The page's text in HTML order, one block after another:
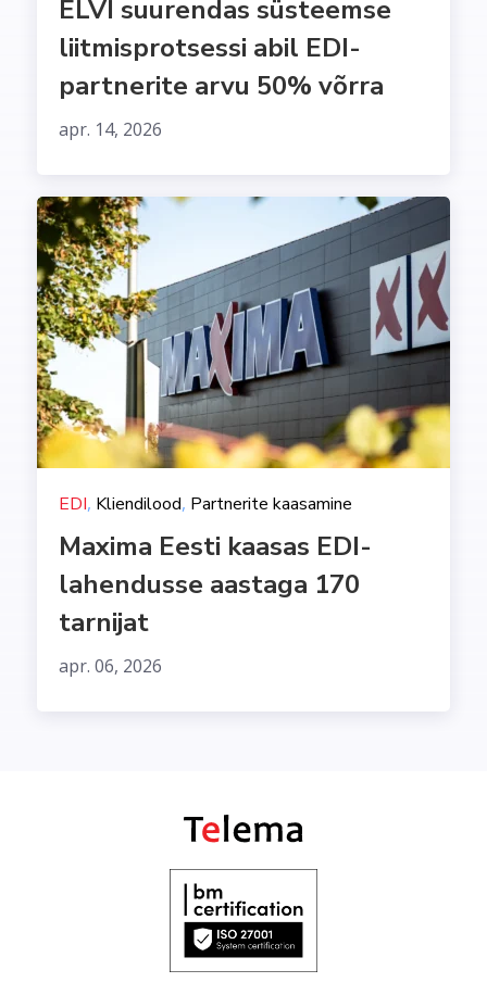
ELVI suurendas süsteemse
liitmisprotsessi abil EDI-
partnerite arvu 50% võrra
apr. 14, 2026
EDI, Kliendilood, Partnerite kaasamine
Maxima Eesti kaasas EDI-
lahendusse aastaga 170
tarnijat
apr. 06, 2026